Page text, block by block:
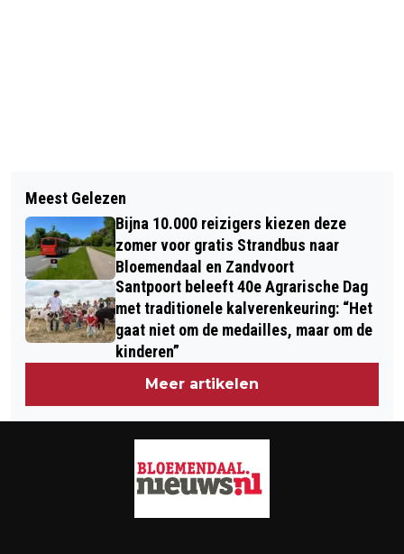
HONDEN EN PAARDEN WEER WELKOM
OP STRAND ZANDVOORT
EVEN 'BACK TO BASE' ALS DE
BLAADJES VALLEN: ER ZITTEN ER
NOG GENOEG AAN!
Meest Gelezen
Bijna 10.000 reizigers kiezen deze
zomer voor gratis Strandbus naar
Bloemendaal en Zandvoort
Santpoort beleeft 40e Agrarische Dag
met traditionele kalverenkeuring: “Het
gaat niet om de medailles, maar om de
kinderen”
Meer artikelen